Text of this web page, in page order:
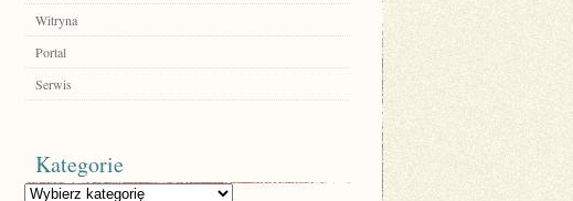
Witryna
Portal
Serwis
Kategorie
Kategorie